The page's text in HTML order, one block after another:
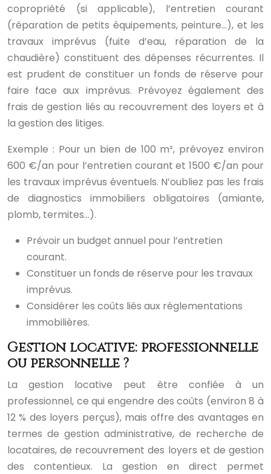
copropriété (si applicable), l’entretien courant
(réparation de petits équipements, peinture…), et les
travaux imprévus (fuite d’eau, réparation de la
chaudière) constituent des dépenses récurrentes. Il
est prudent de constituer un fonds de réserve pour
faire face aux imprévus. Prévoyez également des
frais de gestion liés au recouvrement des loyers et à
la gestion des litiges.
Exemple : Pour un bien de 100 m², prévoyez environ
600 €/an pour l’entretien courant et 1500 €/an pour
les travaux imprévus éventuels. N’oubliez pas les frais
de diagnostics immobiliers obligatoires (amiante,
plomb, termites…).
Prévoir un budget annuel pour l’entretien
courant.
Constituer un fonds de réserve pour les travaux
imprévus.
Considérer les coûts liés aux réglementations
immobilières.
Gestion locative: professionnelle
ou personnelle ?
La gestion locative peut être confiée à un
professionnel, ce qui engendre des coûts (environ 8 à
12 % des loyers perçus), mais offre des avantages en
termes de gestion administrative, de recherche de
locataires, de recouvrement des loyers et de gestion
des contentieux. La gestion en direct permet